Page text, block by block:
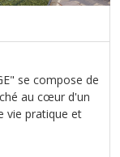
se compose de
au cœur d'un
vie pratique et